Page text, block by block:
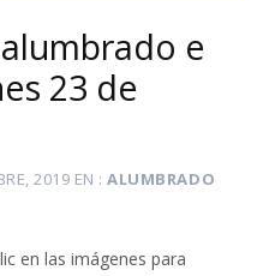
e
23 de
2019 EN
ALUMBRADO
en las imágenes para